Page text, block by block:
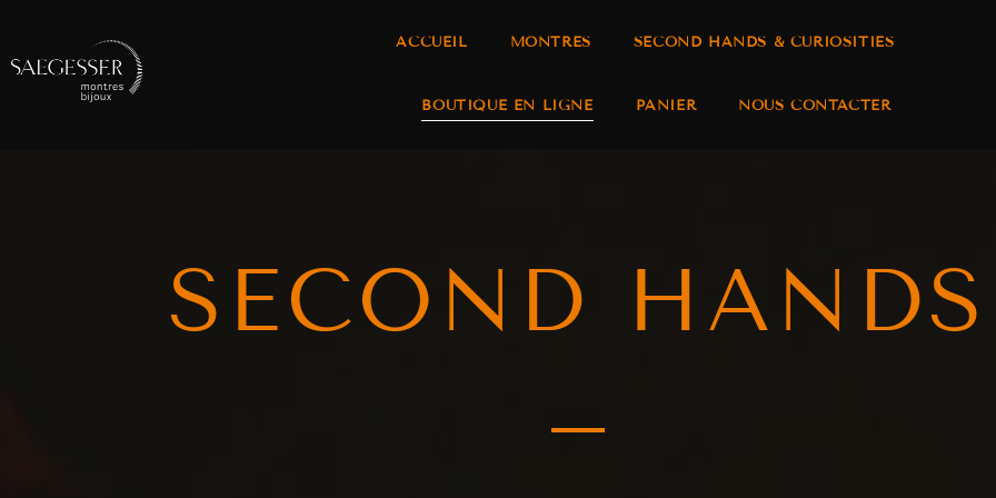
ACCUEIL MONTRES SECOND HANDS & CURIOSITIES
BOUTIQUE EN LIGNE PANIER NOUS CONTACTER
SECOND HANDS